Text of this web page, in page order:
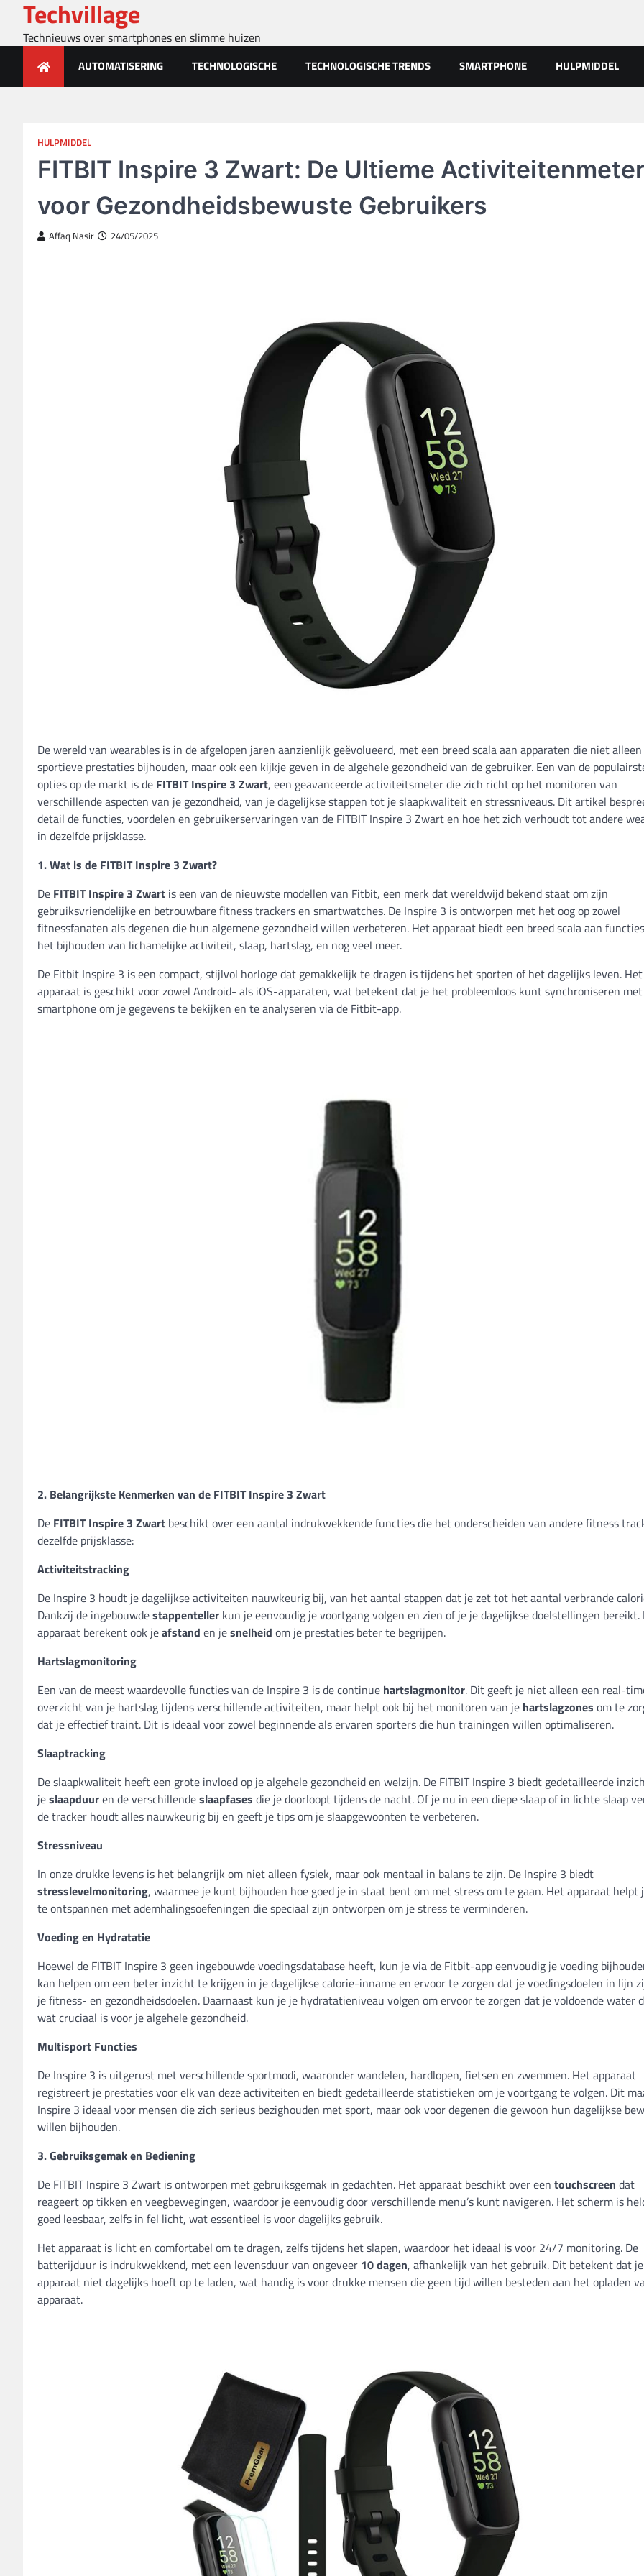
content
Techvillage
Technieuws over smartphones en slimme huizen
AUTOMATISERING TECHNOLOGISCHE TECHNOLOGISCHE TRENDS SMARTPHONE HULPMIDDEL
HULPMIDDEL
FITBIT Inspire 3 Zwart: De Ultieme Activiteitenmeter
voor Gezondheidsbewuste Gebruikers
Affaq Nasir 24/05/2025
De wereld van wearables is in de afgelopen jaren aanzienlijk geëvolueerd, met een breed scala aan apparaten die niet alleen
sportieve prestaties bijhouden, maar ook een kijkje geven in de algehele gezondheid van de gebruiker. Een van de
opties op de markt is de FITBIT Inspire 3 Zwart, een geavanceerde activiteitsmeter die zich richt op het monitoren van
verschillende aspecten van je gezondheid, van je dagelijkse stappen tot je slaapkwaliteit en stressniveaus. Dit artikel
detail de functies, voordelen en gebruikerservaringen van de FITBIT Inspire 3 Zwart en hoe het zich verhoudt tot andere
in dezelfde prijsklasse.
1. Wat is de FITBIT Inspire 3 Zwart?
De FITBIT Inspire 3 Zwart is een van de nieuwste modellen van Fitbit, een merk dat wereldwijd bekend staat om zijn
gebruiksvriendelijke en betrouwbare fitness trackers en smartwatches. De Inspire 3 is ontworpen met het oog op zowel
fitnessfanaten als degenen die hun algemene gezondheid willen verbeteren. Het apparaat biedt een breed scala aan
het bijhouden van lichamelijke activiteit, slaap, hartslag, en nog veel meer.
De Fitbit Inspire 3 is een compact, stijlvol horloge dat gemakkelijk te dragen is tijdens het sporten of het dagelijks leven. Het
apparaat is geschikt voor zowel Android- als iOS-apparaten, wat betekent dat je het probleemloos kunt synchroniseren
smartphone om je gegevens te bekijken en te analyseren via de Fitbit-app.
2. Belangrijkste Kenmerken van de FITBIT Inspire 3 Zwart
De FITBIT Inspire 3 Zwart beschikt over een aantal indrukwekkende functies die het onderscheiden van andere fitness
dezelfde prijsklasse:
Activiteitstracking
De Inspire 3 houdt je dagelijkse activiteiten nauwkeurig bij, van het aantal stappen dat je zet tot het aantal verbrande
Dankzij de ingebouwdestappenteller kun je eenvoudig je voortgang volgen en zien of je je dagelijkse doelstellingen bereikt.
apparaat berekent ook jeafstand en jesnelheid om je prestaties beter te begrijpen.
Hartslagmonitoring
Een van de meest waardevolle functies van de Inspire 3 is de continue hartslagmonitor. Dit geeft je niet alleen een real-
overzicht van je hartslag tijdens verschillende activiteiten, maar helpt ook bij het monitoren van je hartslagzones om te
dat je effectief traint. Dit is ideaal voor zowel beginnende als ervaren sporters die hun trainingen willen optimaliseren.
Slaaptracking
De slaapkwaliteit heeft een grote invloed op je algehele gezondheid en welzijn. De FITBIT Inspire 3 biedt gedetailleerde
jeslaapduuren de verschillendeslaapfases die je doorloopt tijdens de nacht. Of je nu in een diepe slaap of in lichte slaap
de tracker houdt alles nauwkeurig bij en geeft je tips om je slaapgewoonten te verbeteren.
Stressniveau
In onze drukke levens is het belangrijk om niet alleen fysiek, maar ook mentaal in balans te zijn. De Inspire 3 biedt
stresslevelmonitoring, waarmee je kunt bijhouden hoe goed je in staat bent om met stress om te gaan. Het apparaat helpt
te ontspannen met ademhalingsoefeningen die speciaal zijn ontworpen om je stress te verminderen.
Voeding en Hydratatie
Hoewel de FITBIT Inspire 3 geen ingebouwde voedingsdatabase heeft, kun je via de Fitbit-app eenvoudig je voeding
kan helpen om een beter inzicht te krijgen in je dagelijkse calorie-inname en ervoor te zorgen dat je voedingsdoelen in lijn
je fitness- en gezondheidsdoelen. Daarnaast kun je je hydratatieniveau volgen om ervoor te zorgen dat je voldoende water
wat cruciaal is voor je algehele gezondheid.
Multisport Functies
De Inspire 3 is uitgerust met verschillende sportmodi, waaronder wandelen, hardlopen, fietsen en zwemmen. Het apparaat
registreert je prestaties voor elk van deze activiteiten en biedt gedetailleerde statistieken om je voortgang te volgen. Dit
Inspire 3 ideaal voor mensen die zich serieus bezighouden met sport, maar ook voor degenen die gewoon hun dagelijkse
willen bijhouden.
3. Gebruiksgemak en Bediening
De FITBIT Inspire 3 Zwart is ontworpen met gebruiksgemak in gedachten. Het apparaat beschikt over een touchscreen dat
reageert op tikken en veegbewegingen, waardoor je eenvoudig door verschillende menu’s kunt navigeren. Het scherm is
goed leesbaar, zelfs in fel licht, wat essentieel is voor dagelijks gebruik.
Het apparaat is licht en comfortabel om te dragen, zelfs tijdens het slapen, waardoor het ideaal is voor 24/7 monitoring. De
batterijduur is indrukwekkend, met een levensduur van ongeveer 10 dagen, afhankelijk van het gebruik. Dit betekent dat
apparaat niet dagelijks hoeft op te laden, wat handig is voor drukke mensen die geen tijd willen besteden aan het opladen
apparaat.